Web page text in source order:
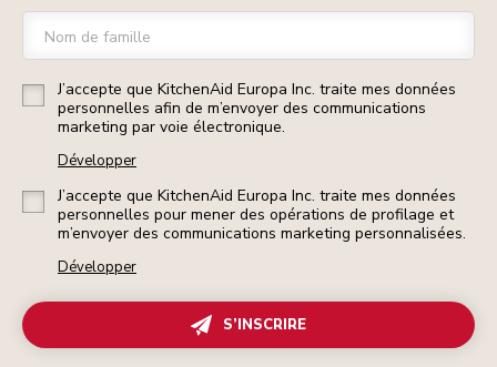
Nom de famille
J’accepte que KitchenAid Europa Inc. traite mes données
personnelles afin de m’envoyer des communications
marketing par voie électronique.
Développer
J’accepte que KitchenAid Europa Inc. traite mes données
personnelles pour mener des opérations de profilage et
m’envoyer des communications marketing personnalisées.
Développer
S’INSCRIRE